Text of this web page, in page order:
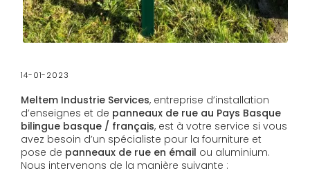
14-01-2023
Meltem Industrie Services, entreprise d’installation
d’enseignes et de panneaux de rue au Pays Basque
bilingue basque / français, est à votre service si vous
avez besoin d’un spécialiste pour la fourniture et
pose de panneaux de rue en émail ou aluminium.
Nous intervenons de la manière suivante :